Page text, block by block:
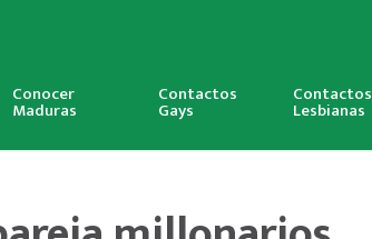
Conocer
Maduras
Contactos
Gays
Contactos
Lesbianas